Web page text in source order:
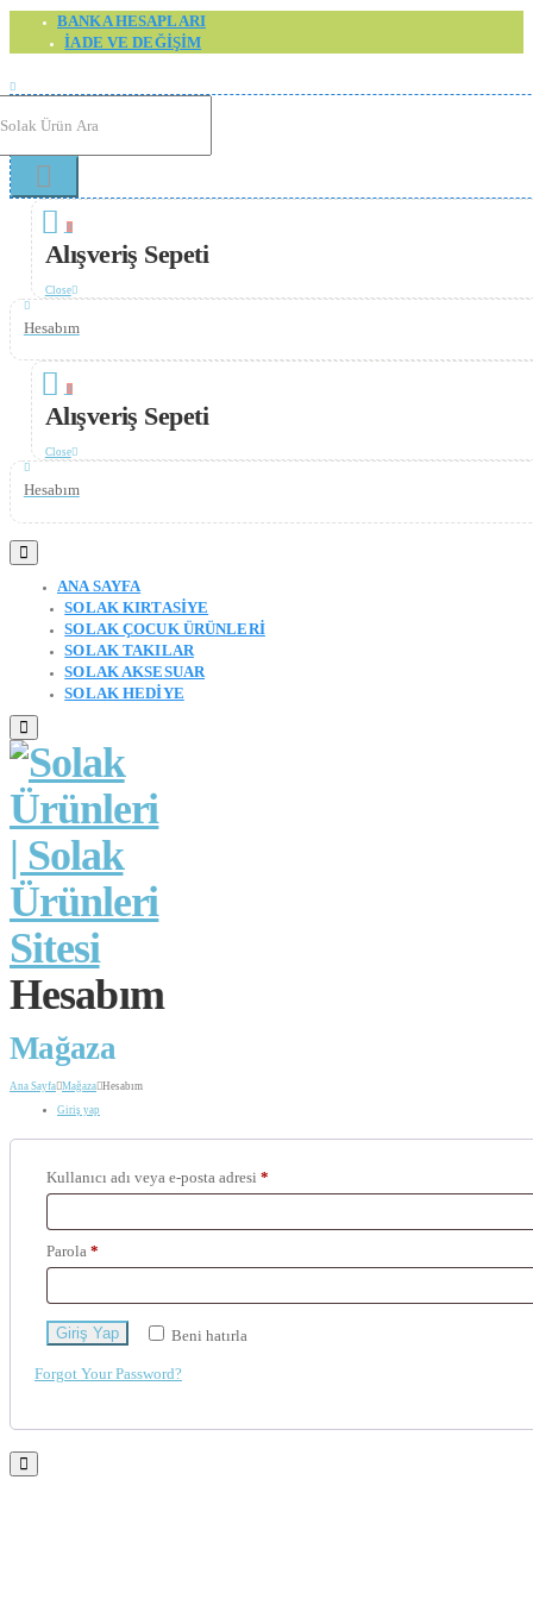
BANKA HESAPLARI
İADE VE DEĞIŞIM
0
Alışveriş Sepeti
Close
Hesabım
0
Alışveriş Sepeti
Close
Hesabım
ANA SAYFA
SOLAK KIRTASİYE
SOLAK ÇOCUK ÜRÜNLERİ
SOLAK TAKILAR
SOLAK AKSESUAR
SOLAK HEDİYE
Hesabım
Mağaza
Ana Sayfa Mağaza Hesabım
Giriş yap
Kullanıcı adı veya e-posta adresi *
Parola *
Beni hatırla
Giriş Yap
Forgot Your Password?